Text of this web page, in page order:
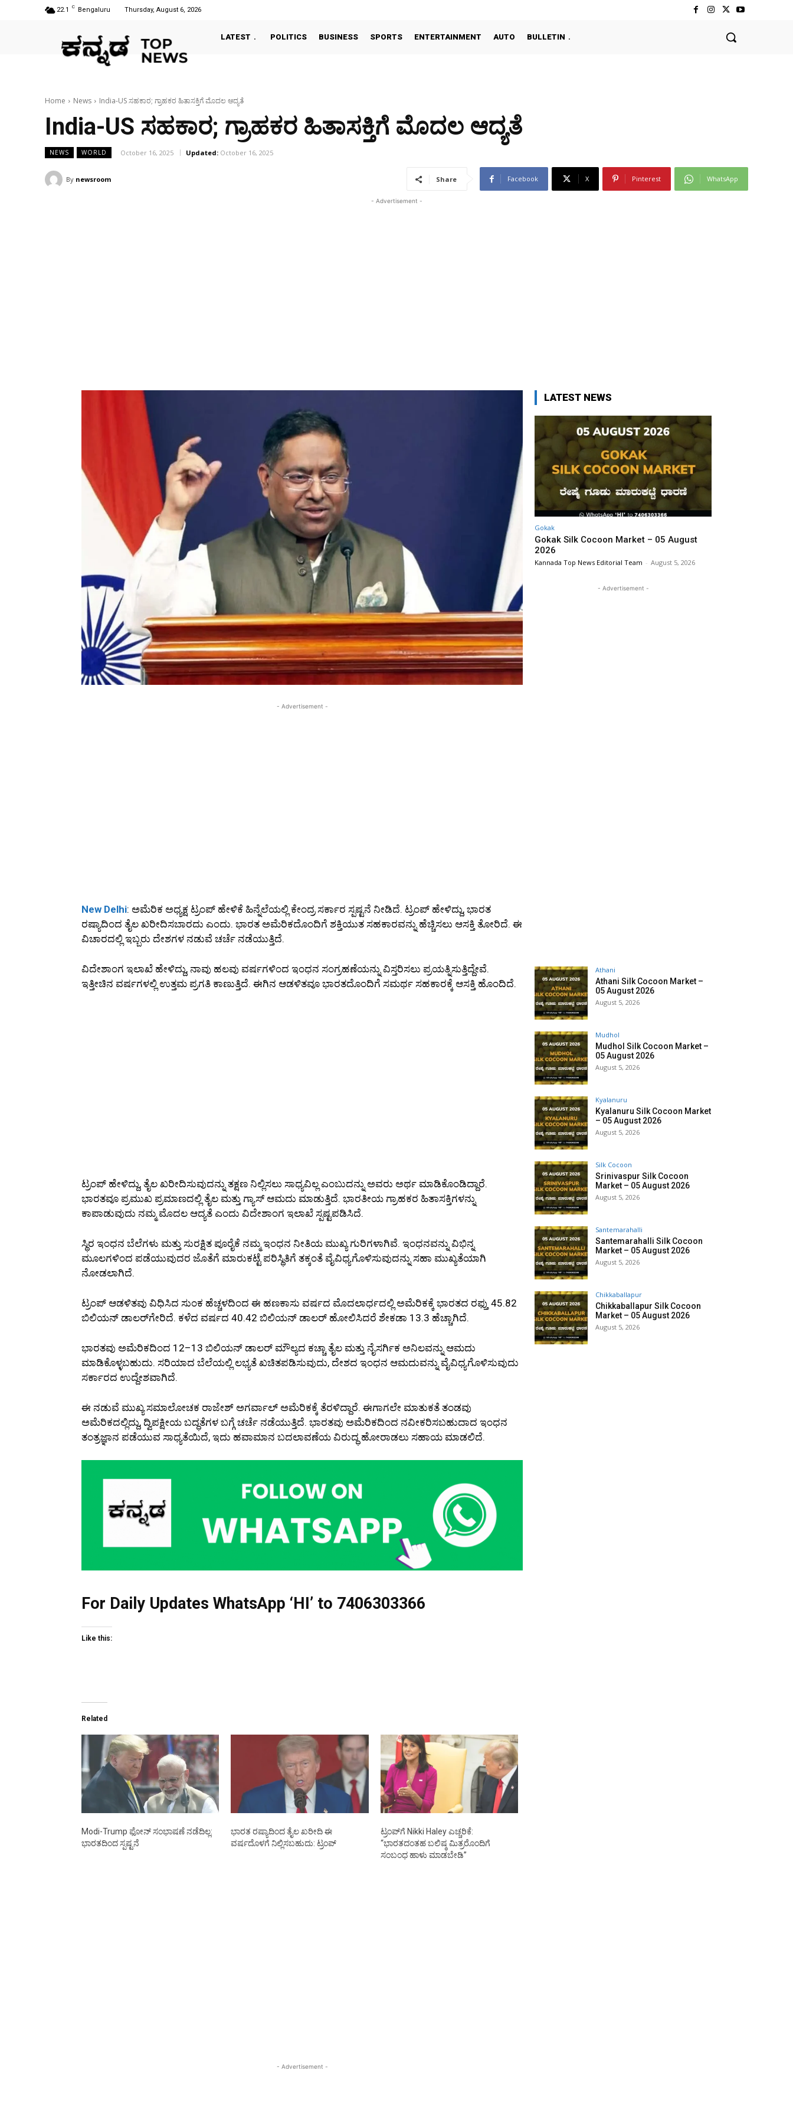
22.1 C Bengaluru Thursday, August 6, 2026
LATEST POLITICS BUSINESS SPORTS ENTERTAINMENT AUTO BULLETIN
Home News India-US ಸಹಕಾರ; ಗ್ರಾಹಕರ ಹಿತಾಸಕ್ತಿಗೆ ಮೊದಲ ಆದ್ಯತೆ
India-US ಸಹಕಾರ; ಗ್ರಾಹಕರ ಹಿತಾಸಕ್ತಿಗೆ ಮೊದಲ ಆದ್ಯತೆ
NEWS WORLD October 16, 2025 Updated: October 16, 2025
By newsroom Share Facebook X Pinterest WhatsApp
- Advertisement -
- Advertisement -
New Delhi: ಅಮೆರಿಕ ಅಧ್ಯಕ್ಷ ಟ್ರಂಪ್ ಹೇಳಿಕೆ ಹಿನ್ನೆಲೆಯಲ್ಲಿ ಕೇಂದ್ರ ಸರ್ಕಾರ ಸ್ಪಷ್ಟನೆ ನೀಡಿದೆ. ಟ್ರಂಪ್ ಹೇಳಿದ್ದು, ಭಾರತ
ರಷ್ಯಾದಿಂದ ತೈಲ ಖರೀದಿಸಬಾರದು ಎಂದು. ಭಾರತ ಅಮೆರಿಕದೊಂದಿಗೆ ಶಕ್ತಿಯುತ ಸಹಕಾರವನ್ನು ಹೆಚ್ಚಿಸಲು ಆಸಕ್ತಿ ತೋರಿದೆ. ಈ
ವಿಚಾರದಲ್ಲಿ ಇಬ್ಬರು ದೇಶಗಳ ನಡುವೆ ಚರ್ಚೆ ನಡೆಯುತ್ತಿದೆ.
ವಿದೇಶಾಂಗ ಇಲಾಖೆ ಹೇಳಿದ್ದು, ನಾವು ಹಲವು ವರ್ಷಗಳಿಂದ ಇಂಧನ ಸಂಗ್ರಹಣೆಯನ್ನು ವಿಸ್ತರಿಸಲು ಪ್ರಯತ್ನಿಸುತ್ತಿದ್ದೇವೆ.
ಇತ್ತೀಚಿನ ವರ್ಷಗಳಲ್ಲಿ ಉತ್ತಮ ಪ್ರಗತಿ ಕಾಣುತ್ತಿದೆ. ಈಗಿನ ಆಡಳಿತವೂ ಭಾರತದೊಂದಿಗೆ ಸಮರ್ಥ ಸಹಕಾರಕ್ಕೆ ಆಸಕ್ತಿ ಹೊಂದಿದೆ.
ಟ್ರಂಪ್ ಹೇಳಿದ್ದು, ತೈಲ ಖರೀದಿಸುವುದನ್ನು ತಕ್ಷಣ ನಿಲ್ಲಿಸಲು ಸಾಧ್ಯವಿಲ್ಲ ಎಂಬುದನ್ನು ಅವರು ಅರ್ಥ ಮಾಡಿಕೊಂಡಿದ್ದಾರೆ.
ಭಾರತವೂ ಪ್ರಮುಖ ಪ್ರಮಾಣದಲ್ಲಿ ತೈಲ ಮತ್ತು ಗ್ಯಾಸ್ ಆಮದು ಮಾಡುತ್ತಿದೆ. ಭಾರತೀಯ ಗ್ರಾಹಕರ ಹಿತಾಸಕ್ತಿಗಳನ್ನು
ಕಾಪಾಡುವುದು ನಮ್ಮ ಮೊದಲ ಆದ್ಯತೆ ಎಂದು ವಿದೇಶಾಂಗ ಇಲಾಖೆ ಸ್ಪಷ್ಟಪಡಿಸಿದೆ.
ಸ್ಥಿರ ಇಂಧನ ಬೆಲೆಗಳು ಮತ್ತು ಸುರಕ್ಷಿತ ಪೂರೈಕೆ ನಮ್ಮ ಇಂಧನ ನೀತಿಯ ಮುಖ್ಯ ಗುರಿಗಳಾಗಿವೆ. ಇಂಧನವನ್ನು ವಿಭಿನ್ನ
ಮೂಲಗಳಿಂದ ಪಡೆಯುವುದರ ಜೊತೆಗೆ ಮಾರುಕಟ್ಟೆ ಪರಿಸ್ಥಿತಿಗೆ ತಕ್ಕಂತೆ ವೈವಿಧ್ಯಗೊಳಿಸುವುದನ್ನು ಸಹಾ ಮುಖ್ಯತೆಯಾಗಿ
ನೋಡಲಾಗಿದೆ.
ಟ್ರಂಪ್ ಆಡಳಿತವು ವಿಧಿಸಿದ ಸುಂಕ ಹೆಚ್ಚಳದಿಂದ ಈ ಹಣಕಾಸು ವರ್ಷದ ಮೊದಲಾರ್ಧದಲ್ಲಿ ಅಮೆರಿಕಕ್ಕೆ ಭಾರತದ ರಫ್ತು 45.82
ಬಿಲಿಯನ್ ಡಾಲರ್‌ಗೇರಿದೆ. ಕಳೆದ ವರ್ಷದ 40.42 ಬಿಲಿಯನ್ ಡಾಲರ್ ಹೋಲಿಸಿದರೆ ಶೇಕಡಾ 13.3 ಹೆಚ್ಚಾಗಿದೆ.
ಭಾರತವು ಅಮೆರಿಕದಿಂದ 12–13 ಬಿಲಿಯನ್ ಡಾಲರ್ ಮೌಲ್ಯದ ಕಚ್ಚಾ ತೈಲ ಮತ್ತು ನೈಸರ್ಗಿಕ ಅನಿಲವನ್ನು ಆಮದು
ಮಾಡಿಕೊಳ್ಳಬಹುದು. ಸರಿಯಾದ ಬೆಲೆಯಲ್ಲಿ ಲಭ್ಯತೆ ಖಚಿತಪಡಿಸುವುದು, ದೇಶದ ಇಂಧನ ಆಮದುವನ್ನು ವೈವಿಧ್ಯಗೊಳಿಸುವುದು
ಸರ್ಕಾರದ ಉದ್ದೇಶವಾಗಿದೆ.
ಈ ನಡುವೆ ಮುಖ್ಯ ಸಮಾಲೋಚಕ ರಾಜೇಶ್ ಅಗರ್ವಾಲ್ ಅಮೆರಿಕಕ್ಕೆ ತೆರಳಿದ್ದಾರೆ. ಈಗಾಗಲೇ ಮಾತುಕತೆ ತಂಡವು
ಅಮೆರಿಕದಲ್ಲಿದ್ದು, ದ್ವಿಪಕ್ಷೀಯ ಬದ್ಧತೆಗಳ ಬಗ್ಗೆ ಚರ್ಚೆ ನಡೆಯುತ್ತಿದೆ. ಭಾರತವು ಅಮೆರಿಕದಿಂದ ನವೀಕರಿಸಬಹುದಾದ ಇಂಧನ
ತಂತ್ರಜ್ಞಾನ ಪಡೆಯುವ ಸಾಧ್ಯತೆಯಿದೆ, ಇದು ಹವಾಮಾನ ಬದಲಾವಣೆಯ ವಿರುದ್ಧ ಹೋರಾಡಲು ಸಹಾಯ ಮಾಡಲಿದೆ.
For Daily Updates WhatsApp ‘HI’ to 7406303366
Like this:
Related
Modi-Trump ಫೋನ್ ಸಂಭಾಷಣೆ ನಡೆದಿಲ್ಲ:
ಭಾರತದಿಂದ ಸ್ಪಷ್ಟನೆ
ಭಾರತ ರಷ್ಯಾದಿಂದ ತೈಲ ಖರೀದಿ ಈ
ವರ್ಷದೊಳಗೆ ನಿಲ್ಲಿಸಬಹುದು: ಟ್ರಂಪ್
ಟ್ರಂಪ್‌ಗೆ Nikki Haley ಎಚ್ಚರಿಕೆ:
“ಭಾರತದಂತಹ ಬಲಿಷ್ಠ ಮಿತ್ರರೊಂದಿಗೆ
ಸಂಬಂಧ ಹಾಳು ಮಾಡಬೇಡಿ”
- Advertisement -
LATEST NEWS
Gokak
Gokak Silk Cocoon Market – 05 August
2026
Kannada Top News Editorial Team - August 5, 2026
- Advertisement -
Athani
Athani Silk Cocoon Market –
05 August 2026
August 5, 2026
Mudhol
Mudhol Silk Cocoon Market –
05 August 2026
August 5, 2026
Kyalanuru
Kyalanuru Silk Cocoon Market
– 05 August 2026
August 5, 2026
Silk Cocoon
Srinivaspur Silk Cocoon
Market – 05 August 2026
August 5, 2026
Santemarahalli
Santemarahalli Silk Cocoon
Market – 05 August 2026
August 5, 2026
Chikkaballapur
Chikkaballapur Silk Cocoon
Market – 05 August 2026
August 5, 2026